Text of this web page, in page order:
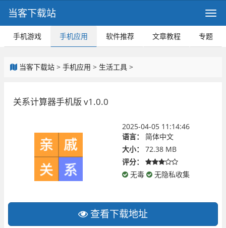
当客下载站
手机游戏 手机应用 软件推荐 文章教程 专题
当客下载站 > 手机应用 > 生活工具 >
关系计算器手机版 v1.0.0
2025-04-05 11:14:46
语言：
简体中文
大小：
72.38 MB
评分：
无毒
无隐私收集
查看下载地址